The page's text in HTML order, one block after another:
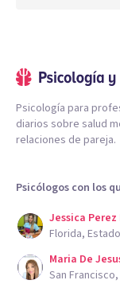
Psicología para
diarios sobre salud
relaciones de pareja.
Psicólogos con los
Jessica Perez
Florida,
Maria De
San